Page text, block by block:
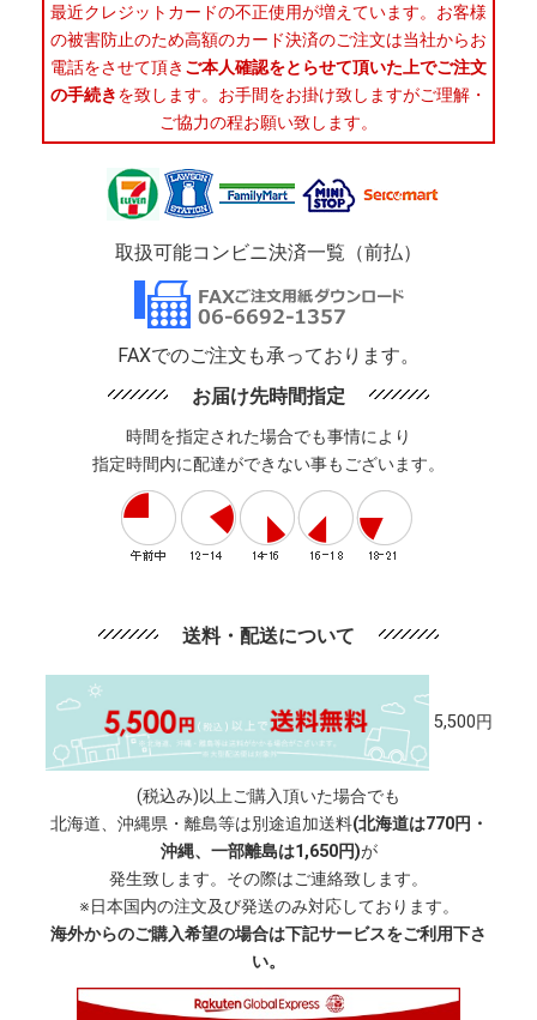
最近クレジットカードの不正使用が増えています。お客様
の被害防止のため高額のカード決済のご注文は当社からお
電話をさせて頂き ご本人確認をとらせて頂いた上でご注文
の手続きを致します。お手間をお掛け致しますがご理解・
ご協力の程お願い致します。
取扱可能コンビニ決済一覧（前払）
FAXでのご注文も承っております。
お届け先時間指定
時間を指定された場合でも事情により
指定時間内に配達ができない事もございます。
送料・配送について
5,500円
(税込み)以上ご購入頂いた場合でも
北海道、沖縄県・離島等は別途追加送料(北海道は770円・
沖縄、一部離島は1,650円)が
発生致します。その際はご連絡致します。
※日本国内の注文及び発送のみ対応しております。
海外からのご購入希望の場合は下記サービスをご利用下さ
い。